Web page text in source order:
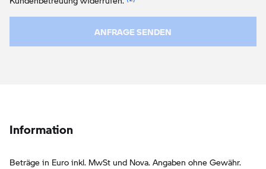
ANFRAGE SENDEN
Information
Beträge in Euro inkl. MwSt und Nova. Angaben ohne Gewähr.